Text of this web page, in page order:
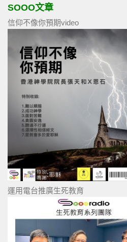
SOOO文章
信仰不像你預期video
運用電台推廣生死教育